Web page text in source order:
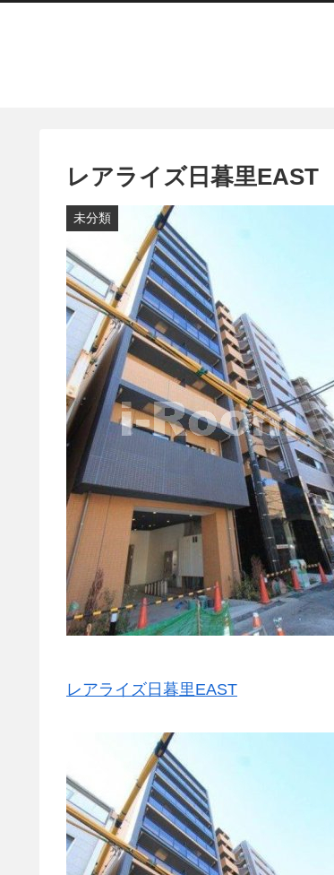
レアライズ日暮里EAST
未分類
レアライズ日暮里EAST